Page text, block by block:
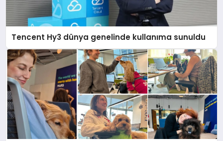
Tencent Hy3 dünya genelinde kullanıma sunuldu